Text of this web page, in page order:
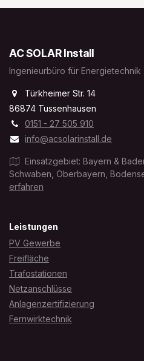
AC SOLAR Install
Ingenieurbüro für Energietechnik
Türkheimer Str. 14
86874 Tussenhausen
0151 - 27 505 910
info@acsolarinstall.de
Einsatzgebiet: Bayern &
Schwaben, Oberbayern,
erfahren
Leistungen
PV Gewerbe
Freifläche
Trafostationen
Netzanschlüsse
Anlagenzertifizierung
Fernwirktechnik